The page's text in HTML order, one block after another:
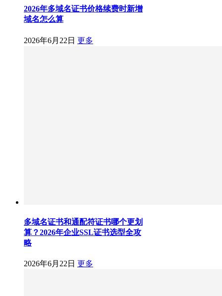
2026年多域名证书价格续费时新增
域名怎么算
2026年6月22日 更多
多域名证书和通配符证书哪个更划
算？2026年企业SSL证书选型全攻
略
2026年6月22日 更多